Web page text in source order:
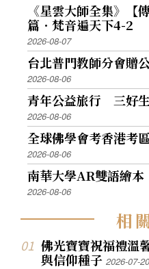
《星雲大師全集》
篇．梵音遍天下4-2
2026-08-07
台北普門教師分會贈
2026-08-06
青年公益旅行 三好
2026-08-06
全球佛學會考香港考
2026-08-06
南華大學AR雙語繪
2026-08-06
相
佛光寶寶祝福禮
與信仰種子2026-07-20